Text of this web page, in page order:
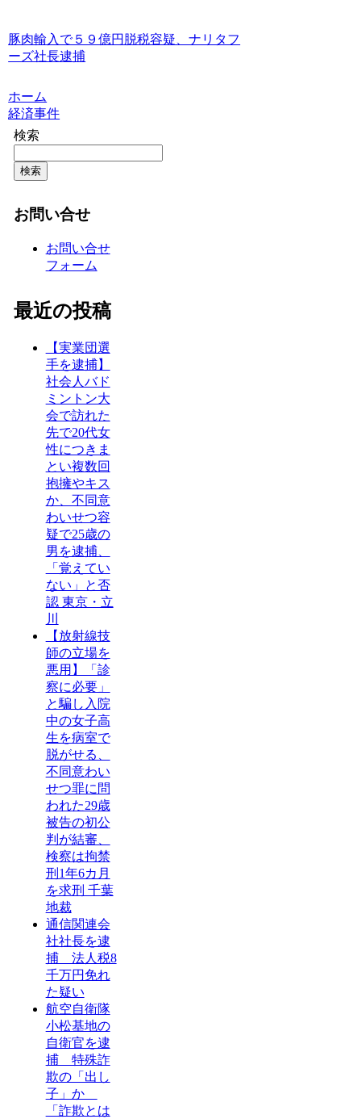
豚肉輸入で５９億円脱税容疑、ナリタフ
ーズ社長逮捕
ホーム
経済事件
検索
検索
お問い合せ
お問い合せ
フォーム
最近の投稿
【実業団選
手を逮捕】
社会人バド
ミントン大
会で訪れた
先で20代女
性につきま
とい複数回
抱擁やキス
か、不同意
わいせつ容
疑で25歳の
男を逮捕、
「覚えてい
ない」と否
認 東京・立
川
【放射線技
師の立場を
悪用】「診
察に必要」
と騙し入院
中の女子高
生を病室で
脱がせる、
不同意わい
せつ罪に問
われた29歳
被告の初公
判が結審、
検察は拘禁
刑1年6カ月
を求刑 千葉
地裁
通信関連会
社社長を逮
捕 法人税8
千万円免れ
た疑い
航空自衛隊
小松基地の
自衛官を逮
捕 特殊詐
欺の「出し
子」か
「詐欺とは